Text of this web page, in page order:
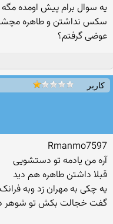
یه سوال برام پیش اومده
سکس نداشتن و طاهره مچشون
عوضی گرفتم؟
کاربر
Rmanmo7597
آره من یادمه تو دستشویی
قبلا داشتن طاهره هم دید
یه چکی به مهران زد وبه فرانک
گفت خجالت بکش تو شوهر